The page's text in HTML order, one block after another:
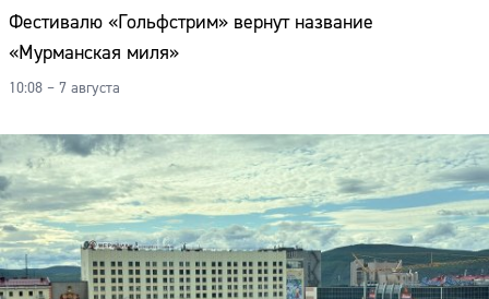
Фестивалю «Гольфстрим» вернут название
«Мурманская миля»
10:08 – 7 августа